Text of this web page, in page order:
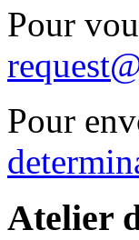
Pour
Pour
Atelier